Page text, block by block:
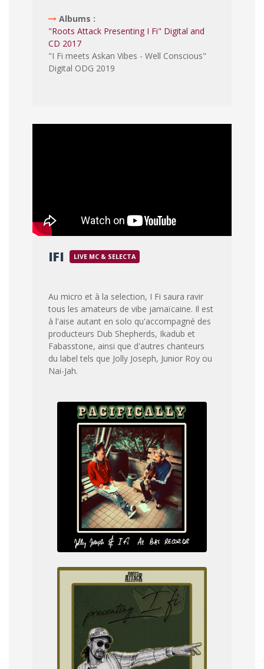
Albums :
"Roots Attack Presenting I Fi" Digital and
CD 2017
"I Fi meets Askan Vibes - Well Conscious"
Digital ODG 2019
IFI LIVE MC & SELECTA
Au micro et à la selection, I Fi saura ravir
tous les amateurs de vibe jamaïcaine. Il est
à l'aise autant en solo qu'accompagné des
producteurs Dub Shepherds, Ikadub et
Fabasstone, ainsi que d'autres chanteurs
du label tels que Jolly Joseph, Junior Roy ou
Nai-Jah.